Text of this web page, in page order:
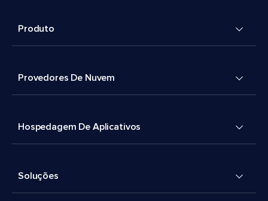
Produto
Provedores De Nuvem
Hospedagem De Aplicativos
Soluções